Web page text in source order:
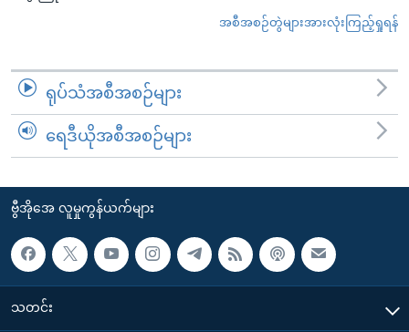
အစီအစဉ်တွဲများအားလုံးကြည့်ရှုရန်
ရုပ်သံအစီအစဉ်များ
ရေဒီယိုအစီအစဉ်များ
ဗွီအိုအေ လူမှုကွန်ယက်များ
သတင်း